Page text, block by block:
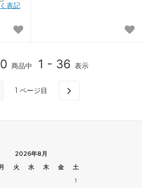
表記
商品中 1 - 36 表示
1 ページ目
2026年8月
火 水 木 金
土
1